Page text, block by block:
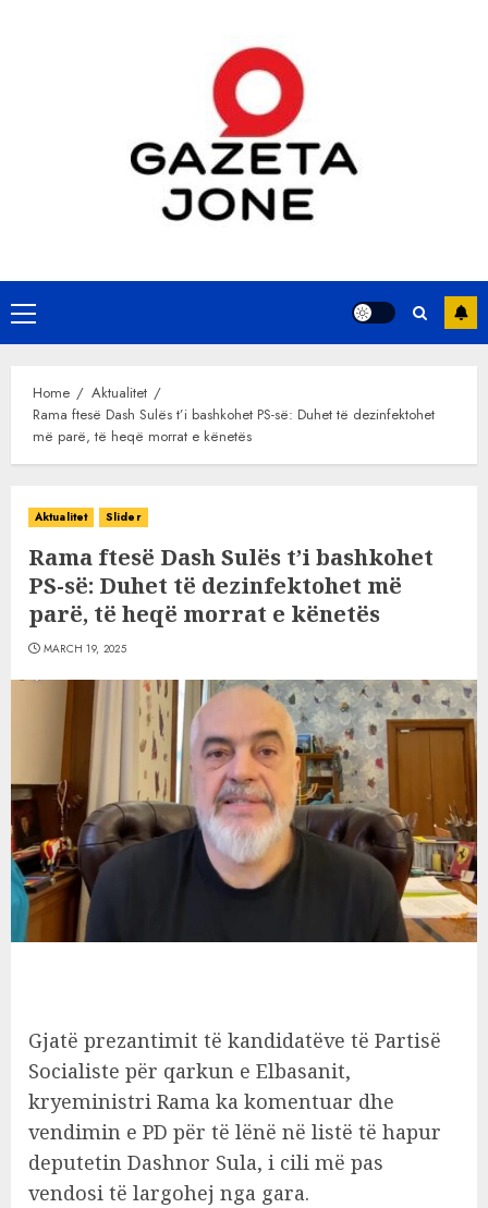
Primary
Menu
Home
Aktualitet
Rama ftesë Dash Sulës t’i bashkohet PS-së: Duhet të dezinfektohet
më parë, të heqë morrat e kënetës
Aktualitet Slider
Rama ftesë Dash Sulës t’i bashkohet
PS-së: Duhet të dezinfektohet më
parë, të heqë morrat e kënetës
MARCH 19, 2025
Gjatë prezantimit të kandidatëve të Partisë
Socialiste për qarkun e Elbasanit,
kryeministri Rama ka komentuar dhe
vendimin e PD për të lënë në listë të hapur
deputetin Dashnor Sula, i cili më pas
vendosi të largohej nga gara.